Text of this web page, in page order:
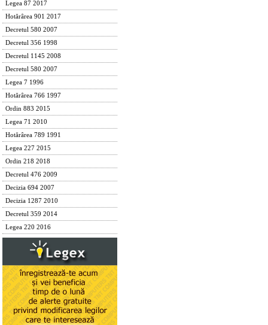
Legea 87 2017
Hotărârea 901 2017
Decretul 580 2007
Decretul 356 1998
Decretul 1145 2008
Decretul 580 2007
Legea 7 1996
Hotărârea 766 1997
Ordin 883 2015
Legea 71 2010
Hotărârea 789 1991
Legea 227 2015
Ordin 218 2018
Decretul 476 2009
Decizia 694 2007
Decizia 1287 2010
Decretul 359 2014
Legea 220 2016